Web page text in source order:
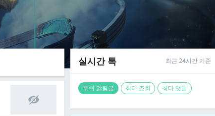
실시간 톡 최근 24시간 기준
푸쉬 알림글 최다 조회 최다 댓글